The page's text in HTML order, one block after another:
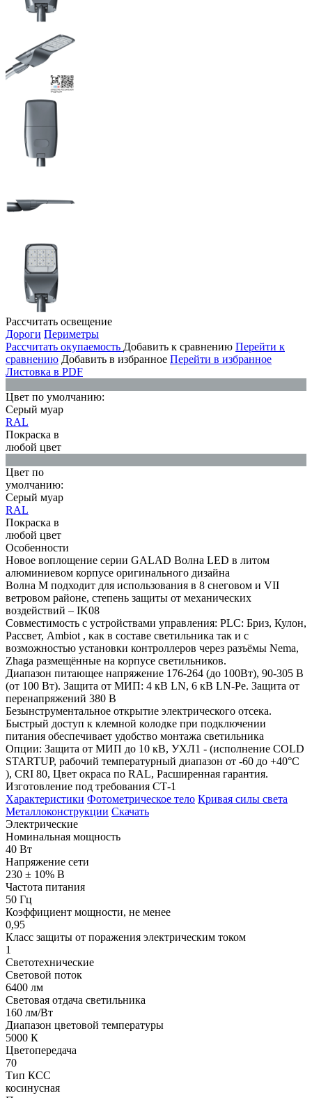
Рассчитать освещение
Дороги Периметры
Рассчитать окупаемость Добавить к сравнению Перейти к
сравнению Добавить в избранное Перейти в избранное
Листовка в PDF
Цвет по умолчанию:
Серый муар
RAL
Покраска в
любой цвет
Цвет по
умолчанию:
Серый муар
RAL
Покраска в
любой цвет
Особенности
Новое воплощение серии GALAD Волна LED в литом
алюминиевом корпусе оригинального дизайна
Волна M подходит для использования в 8 снеговом и VII
ветровом районе, степень защиты от механических
воздействий – IK08
Совместимость с устройствами управления: PLC: Бриз, Кулон,
Рассвет, Ambiot , как в составе светильника так и с
возможностью установки контроллеров через разъёмы Nema,
Zhaga размещённые на корпусе светильников.
Диапазон питающее напряжение 176-264 (до 100Вт), 90-305 В
(от 100 Вт). Защита от МИП: 4 кВ LN, 6 кВ LN-Pe. Защита от
перенапряжений 380 В
Безынструментальное открытие электрического отсека.
Быстрый доступ к клемной колодке при подключении
питания обеспечивает удобство монтажа светильника
Опции: Защита от МИП до 10 кВ, УХЛ1 - (исполнение COLD
STARTUP, рабочий температурный диапазон от -60 до +40°С
), CRI 80, Цвет окраса по RAL, Расширенная гарантия.
Изготовление под требования СТ-1
Характеристики Фотометрическое тело Кривая силы света
Металлоконструкции Скачать
Электрические
Номинальная мощность
40 Вт
Напряжение сети
230 ± 10% В
Частота питания
50 Гц
Коэффициент мощности, не менее
0,95
Класс защиты от поражения электрическим током
1
Светотехнические
Световой поток
6400 лм
Световая отдача светильника
160 лм/Вт
Диапазон цветовой температуры
5000 К
Цветопередача
70
Тип КСС
косинусная